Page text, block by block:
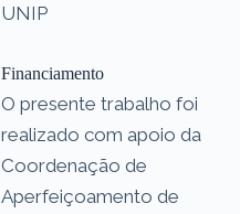
UNIP
Financiamento
O presente trabalho foi
realizado com apoio da
Coordenação de
Aperfeiçoamento de